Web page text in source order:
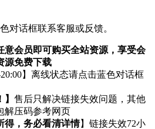
对话框联系客服或反馈。
意会员即可购买全站资源，享受会
源免费下载
20:00】离线状态请点击蓝色对话框
售后只解决链接失效问题，其他
解压码参考网页
得，务必看清详情】链接失效72小